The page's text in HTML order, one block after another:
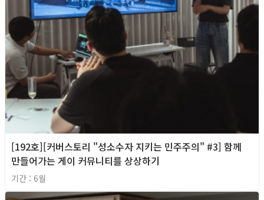
[192호][커버스토리 "성소수자 지키는 민주주의" #3] 함께
만들어가는 게이 커뮤니티를 상상하기
기간 : 6월